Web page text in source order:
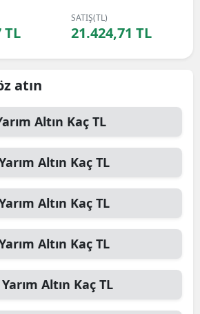
TL
SATIŞ(TL)
21.424,71 TL
atın
Altın Kaç TL
Altın Kaç TL
Altın Kaç TL
Altın Kaç TL
Yarım Altın Kaç TL